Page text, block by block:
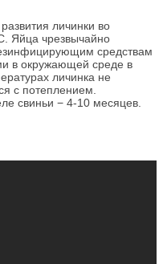
личинки во
Яйца чрезвычайно
средствам
в окружающей среде в
личинка не
с потеплением.
свиньи − 4-10 месяцев.